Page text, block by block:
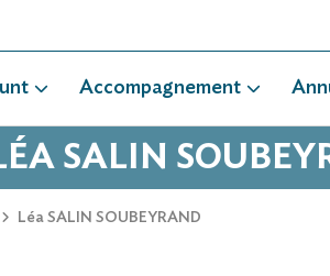
Accompagnement
SALIN
Léa SALIN SOUBEYRAND